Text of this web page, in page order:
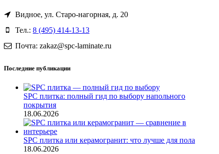
Видное, ул. Старо-нагорная, д. 20
Тел.: 8 (495) 414-13-13
Почта: zakaz@spc-laminate.ru
Последние публикации
SPC плитка: полный гид по выбору напольного
покрытия
18.06.2026
SPC плитка или керамогранит: что лучше для пола
18.06.2026